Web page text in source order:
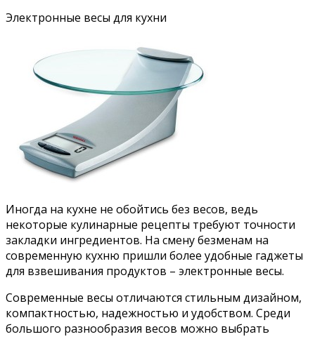
Электронные весы для кухни
Иногда на кухне не обойтись без весов, ведь
некоторые кулинарные рецепты требуют точности
закладки ингредиентов. На смену безменам на
современную кухню пришли более удобные гаджеты
для взвешивания продуктов – электронные весы.
Современные весы отличаются стильным дизайном,
компактностью, надежностью и удобством. Среди
большого разнообразия весов можно выбрать